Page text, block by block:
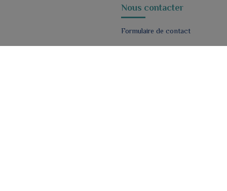
Nous contacter
Formulaire de contact